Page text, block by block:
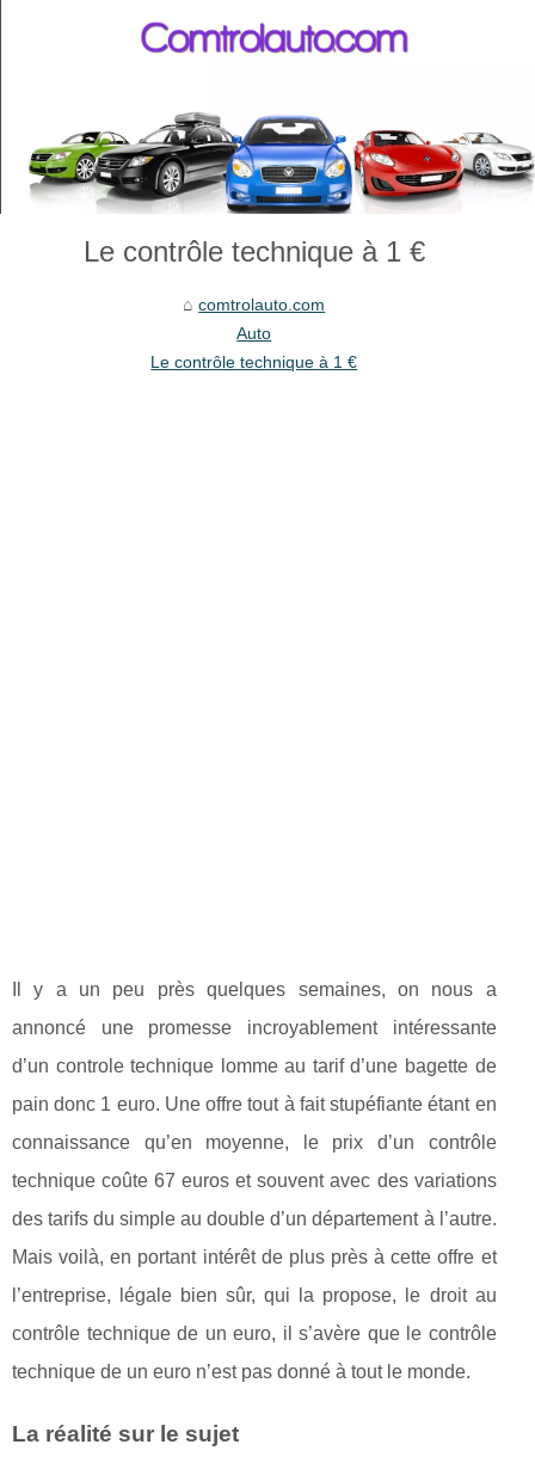
Le contrôle technique à 1 €
comtrolauto.com
Auto
Le contrôle technique à 1 €
Il y a un peu près quelques semaines, on nous a
annoncé une promesse incroyablement intéressante
d’un controle technique lomme au tarif d’une bagette de
pain donc 1 euro. Une offre tout à fait stupéfiante étant en
connaissance qu’en moyenne, le prix d’un contrôle
technique coûte 67 euros et souvent avec des variations
des tarifs du simple au double d’un département à l’autre.
Mais voilà, en portant intérêt de plus près à cette offre et
l’entreprise, légale bien sûr, qui la propose, le droit au
contrôle technique de un euro, il s’avère que le contrôle
technique de un euro n’est pas donné à tout le monde.
La réalité sur le sujet